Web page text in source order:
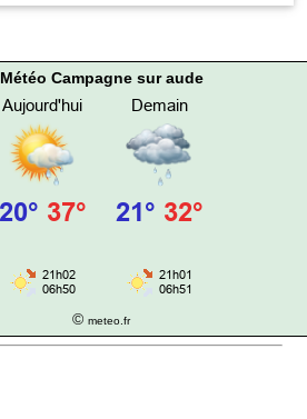
Météo Campagne sur aude
© meteo.fr